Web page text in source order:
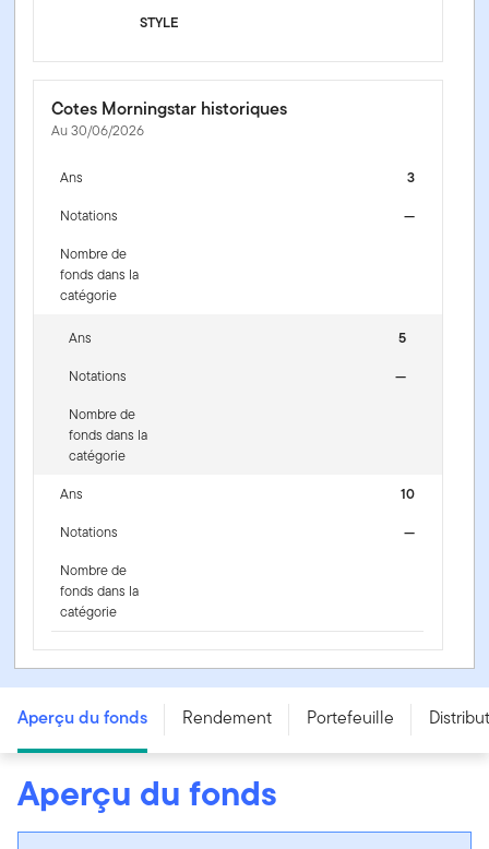
STYLE
Cotes Morningstar historiques
Au 30/06/2026
Ans
3
Notations
—
Nombre de
fonds dans la
catégorie
Ans
5
Notations
—
Nombre de
fonds dans la
catégorie
Ans
10
Notations
—
Nombre de
fonds dans la
catégorie
Fonds d’actions essentielles américaines Franklin -
Series O
Aperçu du fonds Rendement Portefeuille
Aperçu du fonds